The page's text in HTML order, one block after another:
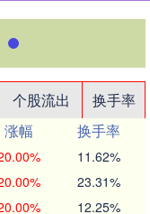
个股流出
换手率
涨幅
换手率
11.62%
23.31%
12.25%